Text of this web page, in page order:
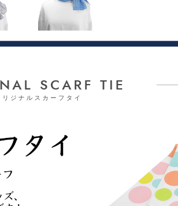
SCARF TIE
リジナルスカーフタイ